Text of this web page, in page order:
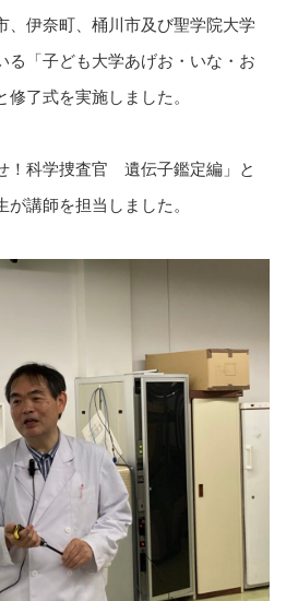
、伊奈町、桶川市及び聖学院大学
る「子ども大学あげお・いな・お
了式を実施しました。
！科学捜査官 遺伝子鑑定編」と
講師を担当しました。